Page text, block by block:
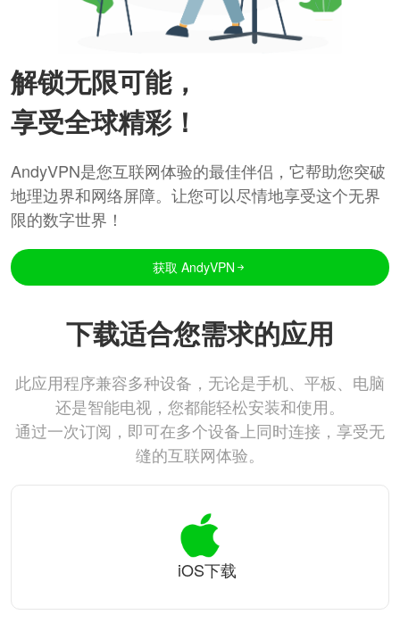
解锁无限可能，
享受全球精彩！
AndyVPN是您互联网体验的最佳伴侣，它帮助您突破
地理边界和网络屏障。让您可以尽情地享受这个无界
限的数字世界！
获取 AndyVPN
下载适合您需求的应用
此应用程序兼容多种设备，无论是手机、平板、电脑
还是智能电视，您都能轻松安装和使用。
通过一次订阅，即可在多个设备上同时连接，享受无
缝的互联网体验。
iOS下载